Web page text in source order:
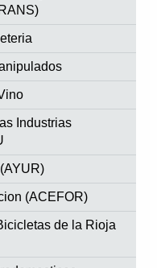
Industrias
(ACEFOR)
de la Rioja